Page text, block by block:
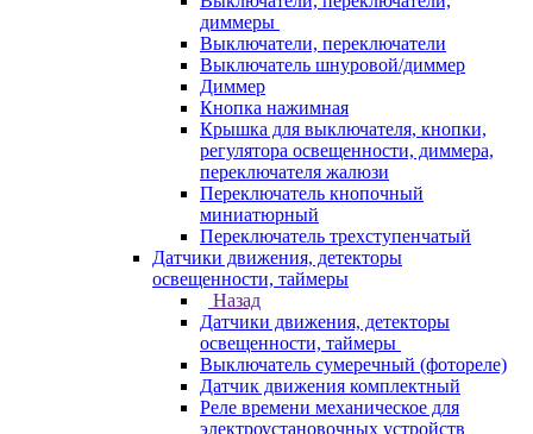
диммеры
Выключатели, переключатели
Выключатель шнуровой/диммер
Диммер
Кнопка нажимная
Крышка для выключателя, кнопки,
регулятора освещенности, диммера,
переключателя жалюзи
Переключатель кнопочный
миниатюрный
Переключатель трехступенчатый
Датчики движения, детекторы
освещенности, таймеры
Назад
Датчики движения, детекторы
освещенности, таймеры
Выключатель сумеречный (фотореле)
Датчик движения комплектный
Реле времени механическое для
электроустановочных устройств